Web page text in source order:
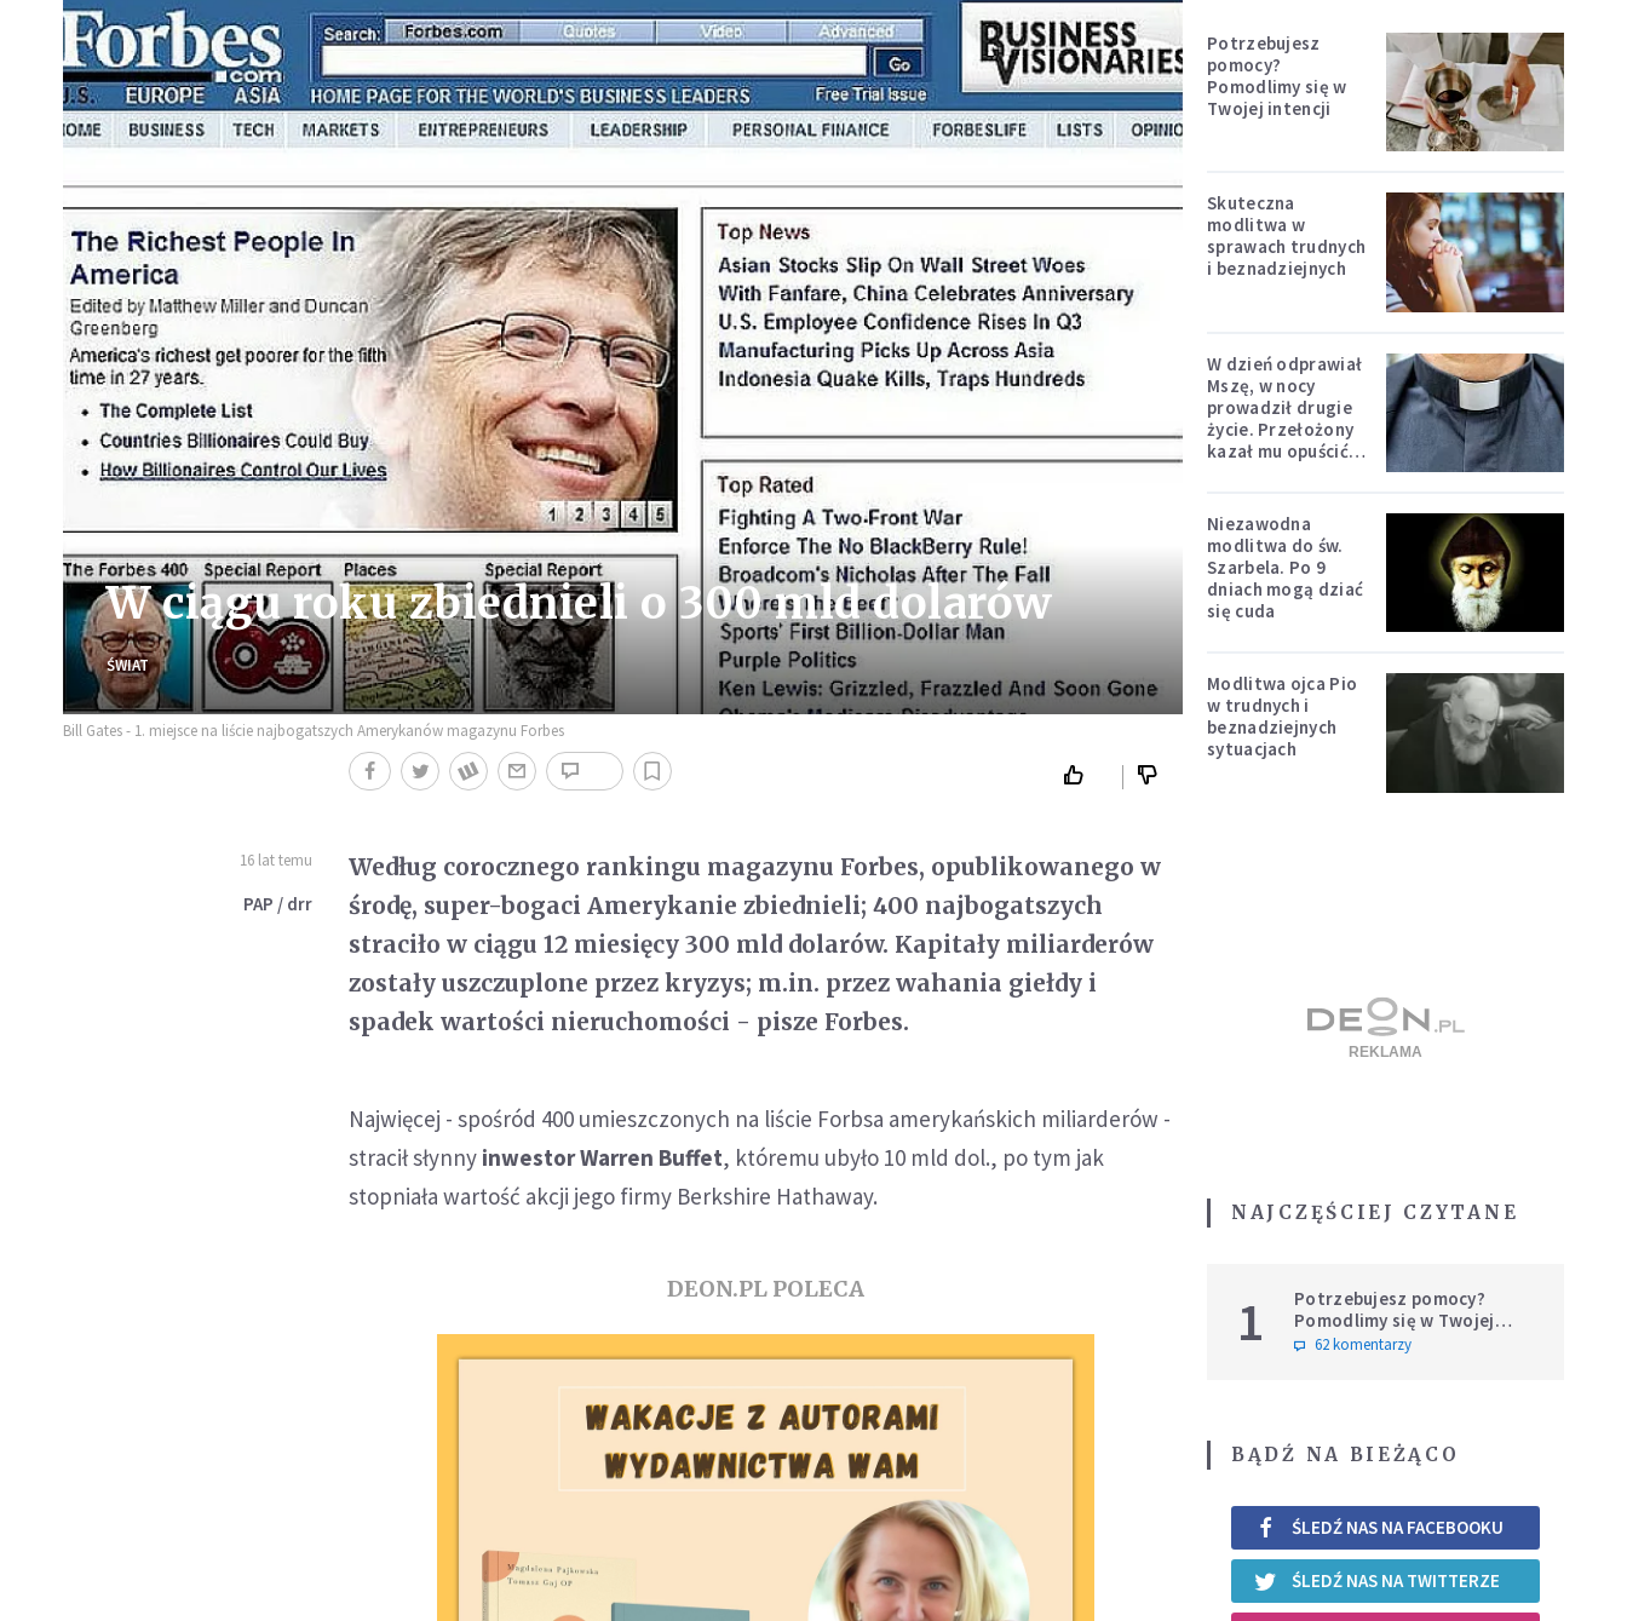
W ciągu roku zbiednieli o 300 mld dolarów
ŚWIAT
Bill Gates - 1. miejsce na liście najbogatszych Amerykanów magazynu Forbes
16 lat temu
PAP / drr
Według corocznego rankingu magazynu Forbes, opublikowanego w
środę, super-bogaci Amerykanie zbiednieli; 400 najbogatszych
straciło w ciągu 12 miesięcy 300 mld dolarów. Kapitały miliarderów
zostały uszczuplone przez kryzys; m.in. przez wahania giełdy i
spadek wartości nieruchomości - pisze Forbes.
Najwięcej - spośród 400 umieszczonych na liście Forbsa amerykańskich miliarderów -
stracił słynny inwestor Warren Buffet, któremu ubyło 10 mld dol., po tym jak
stopniała wartość akcji jego firmy Berkshire Hathaway.
DEON.PL POLECA
Potrzebujesz
pomocy?
Pomodlimy się w
Twojej intencji
Skuteczna
modlitwa w
sprawach trudnych
i beznadziejnych
W dzień odprawiał
Mszę, w nocy
prowadził drugie
życie. Przełożony
kazał mu opuścić
Niezawodna
modlitwa do św.
Szarbela. Po 9
dniach mogą dziać
się cuda
Modlitwa ojca Pio
w trudnych i
beznadziejnych
sytuacjach
NAJCZĘŚCIEJ CZYTANE
1
Potrzebujesz pomocy?
Pomodlimy się w Twojej
intencji
62 komentarzy
BĄDŹ NA BIEŻĄCO
ŚLEDŹ NAS NA FACEBOOKU
ŚLEDŹ NAS NA TWITTERZE